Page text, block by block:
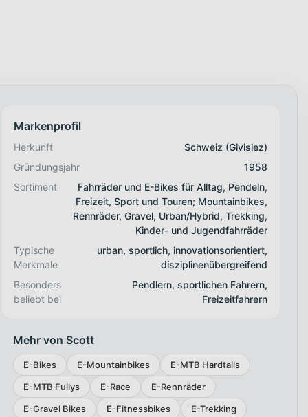
Markenprofil
Herkunft
Schweiz (Givisiez)
Gründungsjahr
1958
Sortiment
Fahrräder und E-Bikes für Alltag, Pendeln,
Freizeit, Sport und Touren; Mountainbikes,
Rennräder, Gravel, Urban/Hybrid, Trekking,
Kinder- und Jugendfahrräder
Typische
Merkmale
urban, sportlich, innovationsorientiert,
disziplinenübergreifend
Besonders
beliebt bei
Pendlern, sportlichen Fahrern,
Freizeitfahrern
Mehr von Scott
E-Bikes E-Mountainbikes
E-MTB Hardtails
E-MTB Fullys
E-Race
E-Rennräder
E-Gravel Bikes
E-Fitnessbikes
E-Trekking